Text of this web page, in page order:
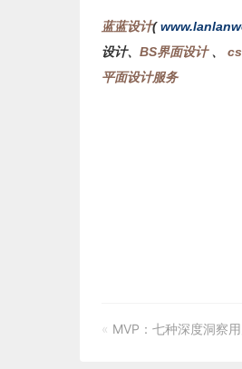
蓝蓝设计(
设计、 BS界面设计、
平面设计服务
« MVP：七种深度洞察